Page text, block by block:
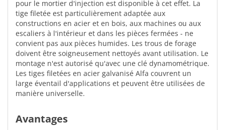
pour le mortier d'injection est disponible à cet effet. La
tige filetée est particulièrement adaptée aux
constructions en acier et en bois, aux machines ou aux
escaliers à l'intérieur et dans les pièces fermées - ne
convient pas aux pièces humides. Les trous de forage
doivent être soigneusement nettoyés avant utilisation. Le
montage n'est autorisé qu'avec une clé dynamométrique.
Les tiges filetées en acier galvanisé Alfa couvrent un
large éventail d'applications et peuvent être utilisées de
manière universelle.
Avantages